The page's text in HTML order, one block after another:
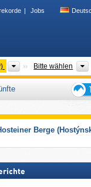
Jobs
Gebirgszüge
Bitte wählen
für
den
Berge